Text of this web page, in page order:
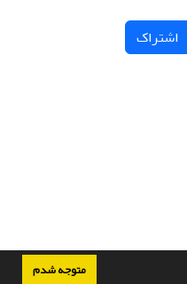
متوجه شدم
اشتراک